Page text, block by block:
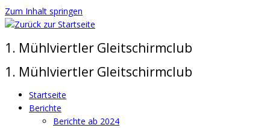
Zum Inhalt springen
1. Mühlviertler Gleitschirmclub
1. Mühlviertler Gleitschirmclub
Startseite
Berichte
Berichte ab 2024